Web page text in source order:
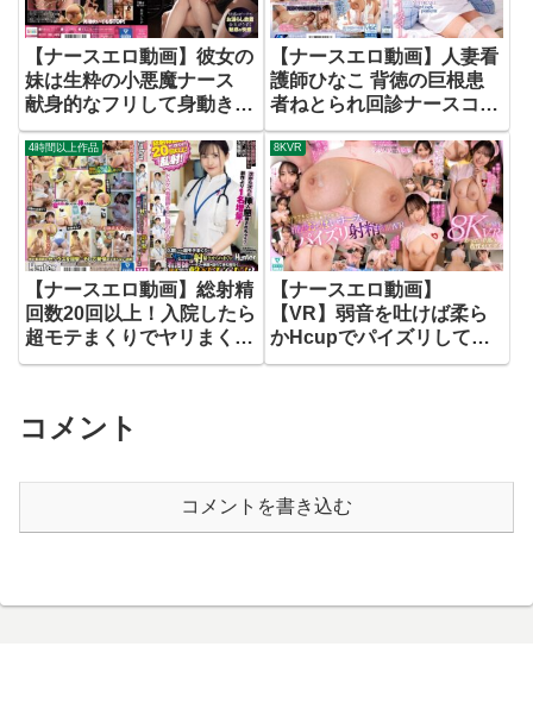
【ナースエロ動画】彼女の
妹は生粋の小悪魔ナース
献身的なフリして身動き取
れない僕のチ○ポをルーイ
ンドオーガズムで弄ぶので
す… 松本いちか
【ナースエロ動画】人妻看
護師ひなこ 背徳の巨根患
者ねとられ回診ナースコー
ル 森日向子
4時間以上作品
【ナースエロ動画】総射精
回数20回以上！入院したら
超モテまくりでヤリまくり
で射精させられまくり！献
珠繋ぎ…2
8KVR
【ナースエロ動画】
【VR】弱音を吐けば柔ら
かHcupでパイズリしてく
れる母性マシマシナースの
コメント
コメントを書き込む